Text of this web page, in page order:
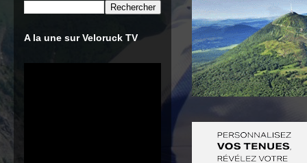
A la une sur Veloruck TV